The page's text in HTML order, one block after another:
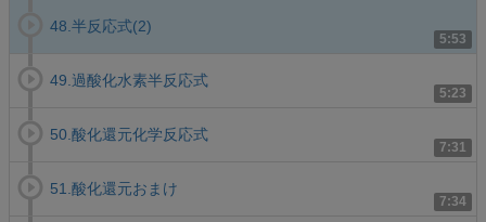
5:53
48.半反応式(2)
5:23
49.過酸化水素半反応式
7:31
50.酸化還元化学反応式
7:34
51.酸化還元おまけ